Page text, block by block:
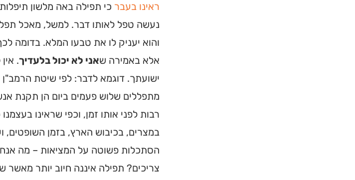
ראינו בעבר כי תפילה באה מלשון
נעשה טפל לאותו דבר. למשל, מאכל
והוא יעניק לו את טבעו המלא. בדומה
אלא באמירה שאני לא יכול בלעדיך.
ישועתך. דוגמא לדבר: לפי שיטת
מתפללים שלוש פעמים ביום הן תקנת
רבות לפני אותו זמן, וכפי שראינו
במצרים, בכיבוש הארץ, בזמן השופטים,
הסתכלות פשוטה על המציאות – מה
צריכים? תפילה איננה חיוב יותר
מחפשים בית כנסת או
מוסד ברסלב?